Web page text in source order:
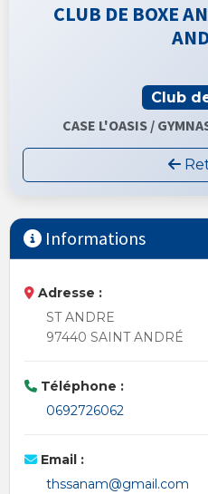
CLUB DE BOXE
Club
CASE L'OASIS /
Informations
Adresse :
ST ANDRE
97440 SAINT ANDRÉ
Téléphone :
0692726062
Email :
thssanam@gmail.com